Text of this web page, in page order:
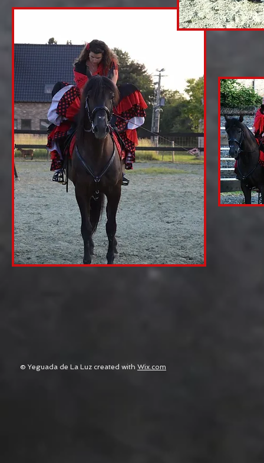
© Yeguada de La Luz created with Wix.com